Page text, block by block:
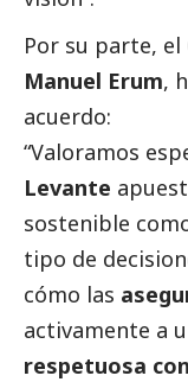
Por su parte, el
Manuel Erum,
acuerdo:
“Valoramos
Levante
sostenible
tipo de
cómo las
activamente a
respetuosa